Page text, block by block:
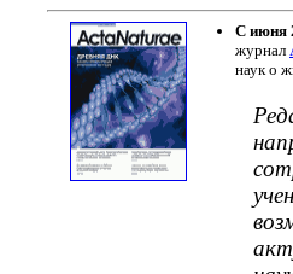
С июня
журнал
наук о